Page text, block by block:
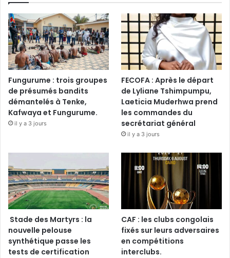
Fungurume : trois groupes
de présumés bandits
démantelés à Tenke,
Kafwaya et Fungurume.
il y a 3 jours
FECOFA : Après le départ
de Lyliane Tshimpumpu,
Laeticia Muderhwa prend
les commandes du
secrétariat général
il y a 3 jours
Stade des Martyrs : la
nouvelle pelouse
synthétique passe les
tests de certification
CAF : les clubs congolais
fixés sur leurs adversaires
en compétitions
interclubs.